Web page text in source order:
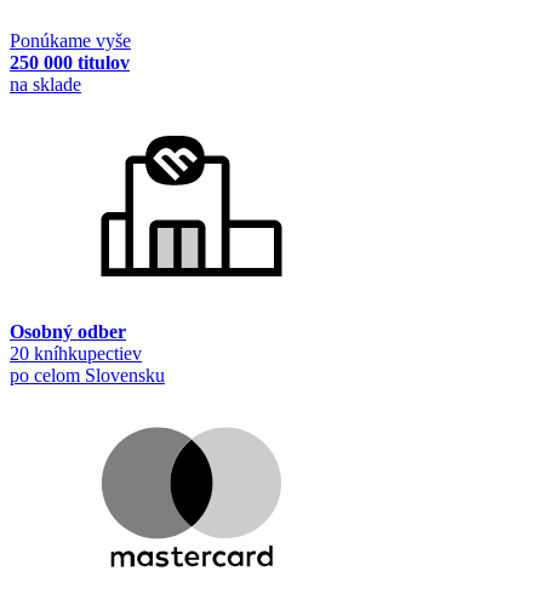
Ponúkame vyše
250 000 titulov
na sklade
Osobný odber
20 kníhkupectiev
po celom Slovensku